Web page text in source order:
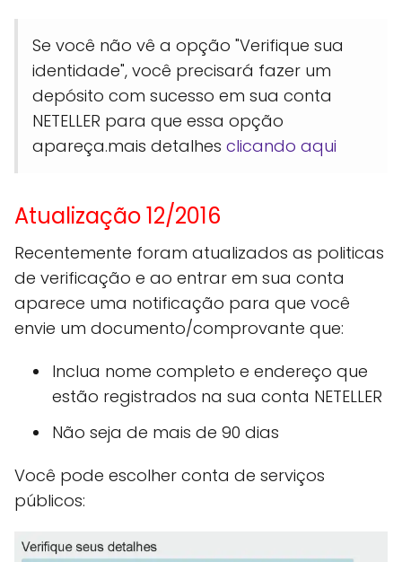
Se você não vê a opção "Verifique sua
identidade", você precisará fazer um
depósito com sucesso em sua conta
NETELLER para que essa opção
apareça.mais detalhes clicando aqui
Atualização 12/2016
Recentemente foram atualizados as politicas
de verificação e ao entrar em sua conta
aparece uma notificação para que você
envie um documento/comprovante que:
Inclua nome completo e endereço que
estão registrados na sua conta NETELLER
Não seja de mais de 90 dias
Você pode escolher conta de serviços
públicos: